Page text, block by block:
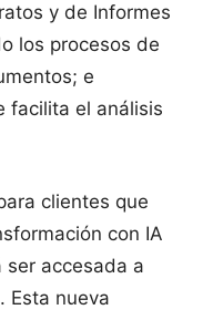
y de Informes
los procesos de
e
facilita el análisis
clientes que
con IA
accesada a
Esta nueva